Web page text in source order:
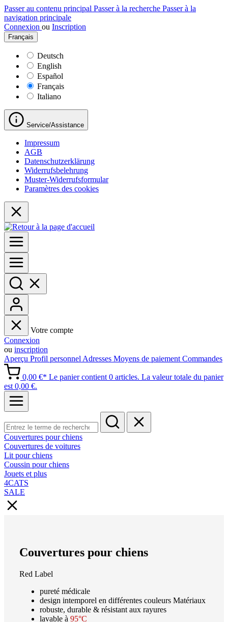
Passer au contenu principal Passer à la recherche Passer à la
navigation principale
Connexion ou Inscription
Français
Deutsch
English
Español
Français
Italiano
Service/Assistance
Impressum
AGB
Datenschutzerklärung
Widerrufsbelehrung
Muster-Widerrufsformular
Paramètres des cookies
Votre compte
Connexion
ou inscription
Aperçu Profil personnel Adresses Moyens de paiement Commandes
0,00 €* Le panier contient 0 articles. La valeur totale du panier
est 0,00 €.
Couvertures pour chiens
Couvertures de voitures
Lit pour chiens
Coussin pour chiens
Jouets et plus
4CATS
SALE
Couvertures pour chiens
Red Label
pureté médicale
design intemporel en différentes couleurs Matériaux
robuste, durable & résistant aux rayures
lavable à 95°C